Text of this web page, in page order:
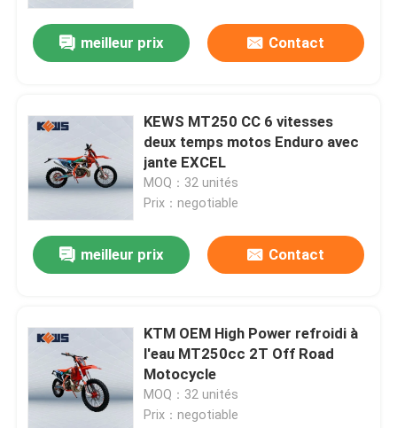
meilleur prix Contact
KEWS MT250 CC 6 vitesses
deux temps motos Enduro avec
jante EXCEL
MOQ：32 unités
Prix：negotiable
meilleur prix Contact
KTM OEM High Power refroidi à
l'eau MT250cc 2T Off Road
Motocycle
MOQ：32 unités
Prix：negotiable